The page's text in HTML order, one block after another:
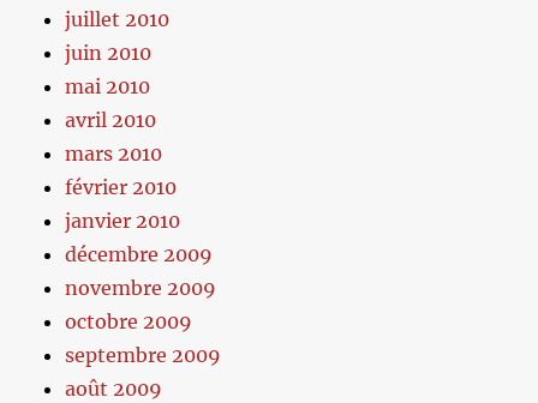
juillet 2010
juin 2010
mai 2010
avril 2010
mars 2010
février 2010
janvier 2010
décembre 2009
novembre 2009
octobre 2009
septembre 2009
août 2009